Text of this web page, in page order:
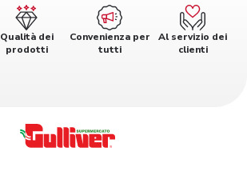
Qualità dei
prodotti
Convenienza per
tutti
Al servizio dei
clienti